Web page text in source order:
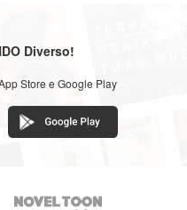
Diverso!
Store e Google Play
